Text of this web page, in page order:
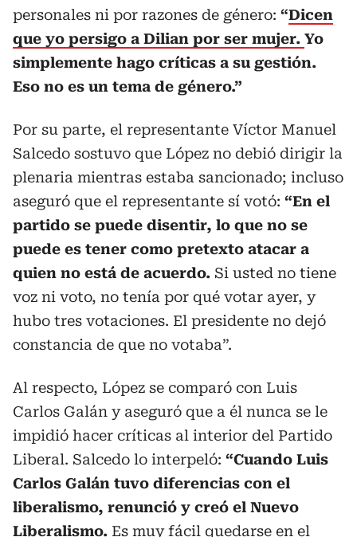
personales ni por razones de género: “Dicen
que yo persigo a Dilian por ser mujer. Yo
simplemente hago críticas a su gestión.
Eso no es un tema de género.”
Por su parte, el representante Víctor Manuel
Salcedo sostuvo que López no debió dirigir la
plenaria mientras estaba sancionado; incluso
aseguró que el representante sí votó: “En el
partido se puede disentir, lo que no se
puede es tener como pretexto atacar a
quien no está de acuerdo. Si usted no tiene
voz ni voto, no tenía por qué votar ayer, y
hubo tres votaciones. El presidente no dejó
constancia de que no votaba”.
Al respecto, López se comparó con Luis
Carlos Galán y aseguró que a él nunca se le
impidió hacer críticas al interior del Partido
Liberal. Salcedo lo interpeló: “Cuando Luis
Carlos Galán tuvo diferencias con el
liberalismo, renunció y creó el Nuevo
Liberalismo. Es muy fácil quedarse en el